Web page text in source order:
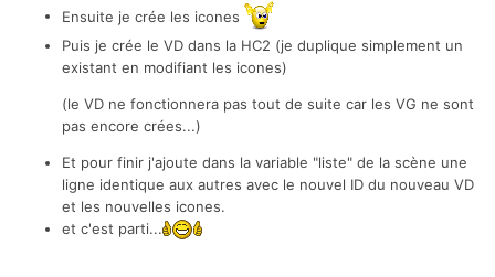
Ensuite je crée les icones
Puis je crée le VD dans la HC2 (je duplique simplement un
existant en modifiant les icones)
(le VD ne fonctionnera pas tout de suite car les VG ne sont
pas encore crées...)
Et pour finir j'ajoute dans la variable "liste" de la scène une
ligne identique aux autres avec le nouvel ID du nouveau VD
et les nouvelles icones.
et c'est parti...